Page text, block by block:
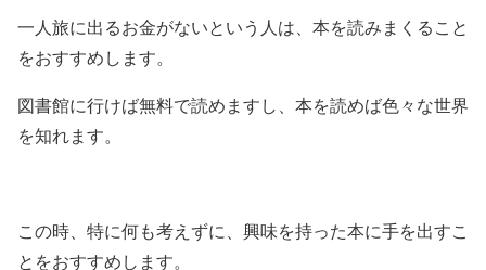
一人旅に出るお金がないという人は、本を読みまくること
をおすすめします。
図書館に行けば無料で読めますし、本を読めば色々な世界
を知れます。
この時、特に何も考えずに、興味を持った本に手を出すこ
とをおすすめします。